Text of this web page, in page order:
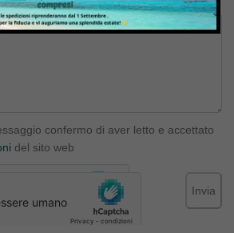
confermo di aver letto e accettato
del sito web
Invia